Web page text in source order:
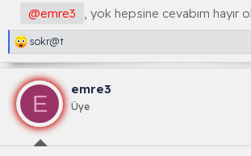
@emre3 , yok hepsine cevabım hayır
R
e
a
k
y
o
n
sokr@t
E
emre3
Üye